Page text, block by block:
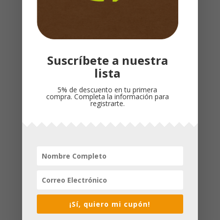
Productos relacionados
MAX LUCADO
$69,000 DESVANECEN /
GARY CHAPMAN
Suscríbete a nuestra
lista
5% de descuento en tu primera
compra. Completa la información para
registrarte.
¡Sí, quiero mi cupón!